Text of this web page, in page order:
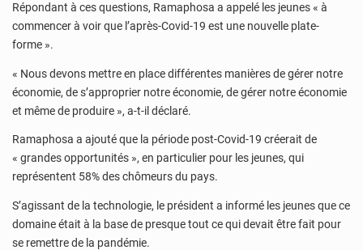
Répondant à ces questions, Ramaphosa a appelé les jeunes « à
commencer à voir que l’après-Covid-19 est une nouvelle plate-
forme ».
« Nous devons mettre en place différentes manières de gérer notre
économie, de s’approprier notre économie, de gérer notre économie
et même de produire », a-t-il déclaré.
Ramaphosa a ajouté que la période post-Covid-19 créerait de
« grandes opportunités », en particulier pour les jeunes, qui
représentent 58% des chômeurs du pays.
S’agissant de la technologie, le président a informé les jeunes que ce
domaine était à la base de presque tout ce qui devait être fait pour
se remettre de la pandémie.